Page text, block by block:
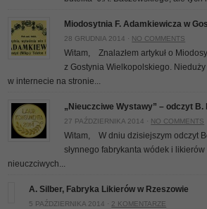
Miodosytnia F. Adamkiewicza w
28 GRUDNIA 2014 · NO COMMENTS
Witam, Znalazłem artykuł o
z Gostynia Wielkopolskiego.
w internecie na stronie...
„Nieuczciwe Wystawy” – odczyt B.
27 PAŹDZIERNIKA 2014 · NO COMMENTS
Witam, W dniu dzisiejszym odczyt
słynnego fabrykanta wódek i
nieuczciwych...
A. Silber, Fabryka Likierów w Rzeszowie
5 PAŹDZIERNIKA 2014 · 2 KOMENTARZE